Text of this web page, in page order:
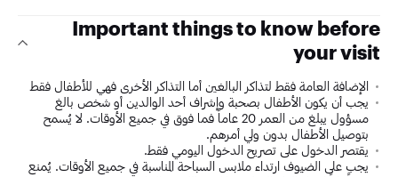
Important things to know before
your visit
الإضافة العامة فقط لتذاكر البالغين أما التذاكر الأخرى فهي للأطفال فقط
يجب أن يكون الأطفال بصحبة وإشراف أحد الوالدين أو شخص بالغ
مسؤول يبلغ من العمر 20 عاماً فما فوق في جميع الأوقات. لا يُسمح
بتوصيل الأطفال بدون ولي أمرهم.
يقتصر الدخول على تصريح الدخول اليومي فقط.
يجب على الضيوف ارتداء ملابس السباحة المناسبة في جميع الأوقات. يُمنع